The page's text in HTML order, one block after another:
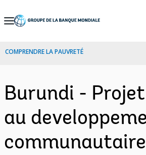
Skip
Navigation
COMPRENDRE LA PAUVRETÉ
Burundi -
au